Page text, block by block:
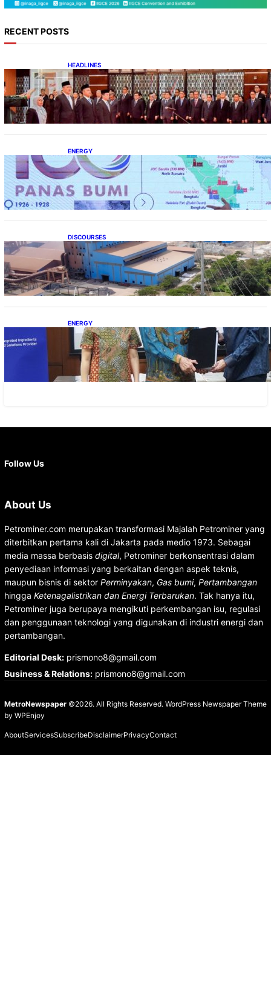
RECENT POSTS
HEADLINES
Lana Saria Dilantik Sebagai Kepala Badan
Geologi
ENERGY
Momentum 100 Tahun Panas Bumi untuk
Akselerasi Pertumbuhan
DISCOURSES
Manfaat Hilirisasi Belum Merata, Pemerintah
Perlu Kaji Ulang Skema DBH
ENERGY
Dukung Operasional, Lautan Luas Perkuat
Implementasi Solusi Energi Terbarukan
Follow Us
About Us
Petrominer.com merupakan transformasi Majalah Petrominer yang
diterbitkan pertama kali di Jakarta pada medio 1973. Sebagai
media massa berbasis digital, Petrominer berkonsentrasi dalam
penyediaan informasi yang berkaitan dengan aspek teknis,
maupun bisnis di sektor Perminyakan, Gas bumi, Pertambangan
hingga Ketenagalistrikan dan Energi Terbarukan. Tak hanya itu,
Petrominer juga berupaya mengikuti perkembangan isu, regulasi
dan penggunaan teknologi yang digunakan di industri energi dan
pertambangan.
Editorial Desk:prismono8@gmail.com
Business & Relations:prismono8@gmail.com
MetroNewspaper©2026. All Rights Reserved. WordPress Newspaper Theme
by WPEnjoy
AboutServicesSubscribeDisclaimerPrivacyContact